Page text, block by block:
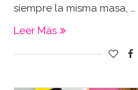
siempre la misma masa, …
Leer Más